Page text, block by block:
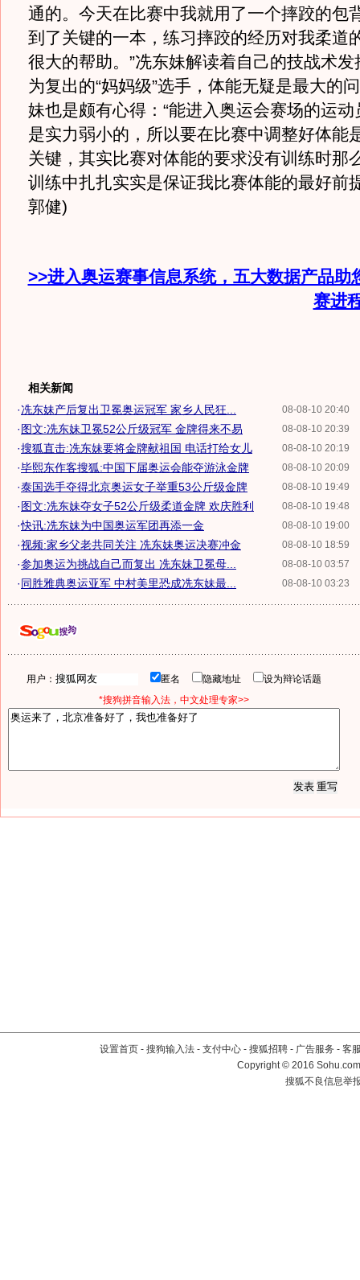
通的。今天在比赛中我就用了一个摔跤的包
到了关键的一本，练习摔跤的经历对我柔道
很大的帮助。”冼东妹解读着自己的技战术
为复出的“妈妈级”选手，体能无疑是最大的
妹也是颇有心得：“能进入奥运会赛场的运
是实力弱小的，所以要在比赛中调整好体能
关键，其实比赛对体能的要求没有训练时那
训练中扎扎实实是保证我比赛体能的最好前
郭健)
>>进入奥运赛事信息系统，五大数据产品助
赛进
相关新闻
08-08-10 20:40
·冼东妹产后复出卫冕奥运冠军 家乡人民狂...
08-08-10 20:39
·图文:冼东妹卫冕52公斤级冠军 金牌得来不易
08-08-10 20:19
·搜狐直击:冼东妹要将金牌献祖国 电话打给女儿
08-08-10 20:09
·毕熙东作客搜狐:中国下届奥运会能夺游泳金牌
08-08-10 19:49
·泰国选手夺得北京奥运女子举重53公斤级金牌
08-08-10 19:48
·图文:冼东妹夺女子52公斤级柔道金牌 欢庆胜利
08-08-10 19:00
·快讯:冼东妹为中国奥运军团再添一金
08-08-10 18:59
·视频:家乡父老共同关注 冼东妹奥运决赛冲金
08-08-10 03:57
·参加奥运为挑战自己而复出 冼东妹卫冕母...
08-08-10 03:23
·同胜雅典奥运亚军 中村美里恐成冼东妹最...
用户： 匿名 隐藏地址
设为辩论话题
*搜狗拼音输入法，中文处理专家>>
设置首页 - 搜狗输入法 - 支付中心 - 搜狐招聘 - 广告服务 - 客
Copyright©2016
搜狐不良信息举